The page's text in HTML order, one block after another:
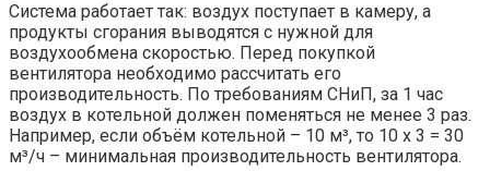
Система работает так: воздух поступает в камеру, а
продукты сгорания выводятся с нужной для
воздухообмена скоростью. Перед покупкой
вентилятора необходимо рассчитать его
производительность. По требованиям СНиП, за 1 час
воздух в котельной должен поменяться не менее 3 раз.
Например, если объём котельной – 10 м³, то 10 х 3 = 30
м³/ч – минимальная производительность вентилятора.